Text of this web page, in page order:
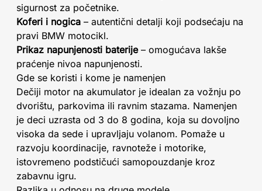
sigurnost za početnike.
Koferi i nogica – autentični detalji koji podsećaju na
pravi BMW motocikl.
Prikaz napunjenosti baterije– omogućava lakše
praćenje nivoa napunjenosti.
Gde se koristi i kome je namenjen
Dečiji motor na akumulator je idealan za vožnju po
dvorištu, parkovima ili ravnim stazama. Namenjen
je deci uzrasta od 3 do 8 godina, koja su dovoljno
visoka da sede i upravljaju volanom. Pomaže u
razvoju koordinacije, ravnoteže i motorike,
istovremeno podstičući samopouzdanje kroz
zabavnu igru.